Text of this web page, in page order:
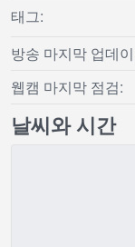
태그:
방송 마지막 업데
웹캠 마지막 점검:
날씨와 시간